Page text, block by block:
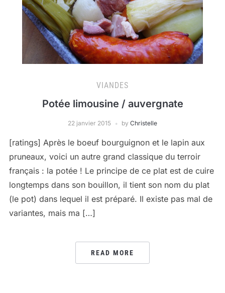
VIANDES
Potée limousine / auvergnate
22 janvier 2015 by Christelle
[ratings] Après le boeuf bourguignon et le lapin aux
pruneaux, voici un autre grand classique du terroir
français : la potée ! Le principe de ce plat est de cuire
longtemps dans son bouillon, il tient son nom du plat
(le pot) dans lequel il est préparé. Il existe pas mal de
variantes, mais ma […]
READ MORE